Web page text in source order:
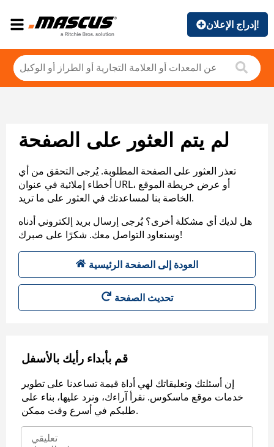
إدراج الإعلان!
لم يتم العثور على الصفحة
تعذر العثور على الصفحة المطلوبة. يُرجى التحقق من أي
أخطاء إملائية في عنوان URL، أو عرض خريطة الموقع
الخاصة بنا لمساعدتك في العثور على ما تريد.
هل لديك أي مشكلة أخرى؟ يُرجى إرسال بريد إلكتروني أدناه
وسنعاود التواصل معك. شكرًا على صبرك!
العودة إلى الصفحة الرئيسية
تحديث الصفحة
قم بأبداء رأيك بالأسفل
إن أسئلتك وتعليقاتك لهي أداة قيمة تساعدنا على تطوير
خدمات موقع ماسكوس. نقرأ آراءك، ونرد عليها، بناء على
طلبكم في أسرع وقت ممكن.